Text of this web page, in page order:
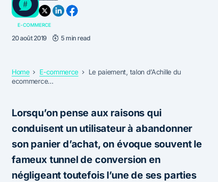
E-COMMERCE
20 août 2019 5 min read
Home E-commerce
Le paiement, talon d’Achille du
ecommerce…
Lorsqu’on pense aux raisons qui
conduisent un utilisateur à abandonner
son panier d’achat, on évoque souvent le
fameux tunnel de conversion en
négligeant toutefois l’une de ses parties